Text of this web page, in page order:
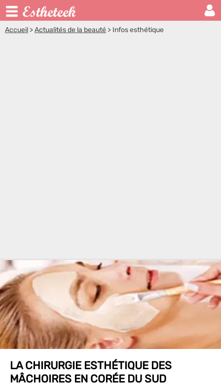
Accueil >Actualités de la beauté > Infos esthétique
LA CHIRURGIE ESTHÉTIQUE DES
MÂCHOIRES EN CORÉE DU SUD